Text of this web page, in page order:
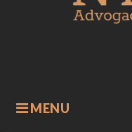
MENU